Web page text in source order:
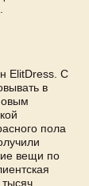
ElitDress. С
в
пола
вещи по